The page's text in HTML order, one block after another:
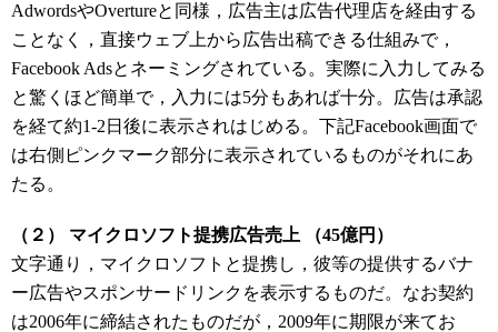
AdwordsやOvertureと同様，広告主は広告代理店を経由する
ことなく，直接ウェブ上から広告出稿できる仕組みで，
Facebook Adsとネーミングされている。実際に入力してみる
と驚くほど簡単で，入力には5分もあれば十分。広告は承認
を経て約1-2日後に表示されはじめる。下記Facebook画面で
は右側ピンクマーク部分に表示されているものがそれにあ
たる。
（２） マイクロソフト提携広告売上 （45億円）
文字通り，マイクロソフトと提携し，彼等の提供するバナ
ー広告やスポンサードリンクを表示するものだ。なお契約
は2006年に締結されたものだが，2009年に期限が来てお